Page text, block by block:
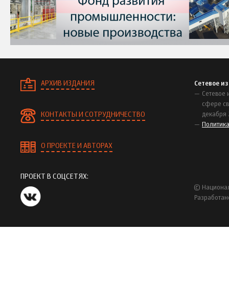
АРХИВ ИЗДАНИЯ
КОНТАКТЫ И СОТРУДНИЧЕСТВО
О ПРОЕКТЕ И АВТОРАХ
Сетевое
Сетевое
сфере
декабря
ПРОЕКТ В СОЦСЕТЯХ:
©